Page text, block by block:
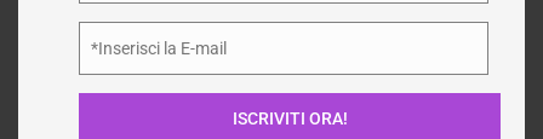
Accetta
Nega
Visualizza le preferenze
*Inserisci la E-mail
ISCRIVITI ORA!